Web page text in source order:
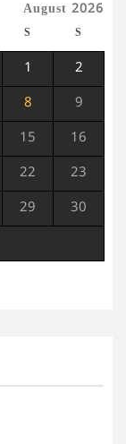
August 2026
S S
1 2
8 9
15 16
22 23
29 30